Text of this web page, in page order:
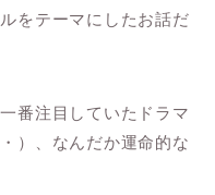
をテーマにしたお話だ
番注目していたドラマ
）、なんだか運命的な